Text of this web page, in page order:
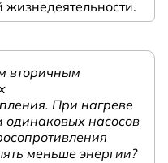
жизнедеятельности.
вторичным
При нагреве
одинаковых насосов
меньше энергии?